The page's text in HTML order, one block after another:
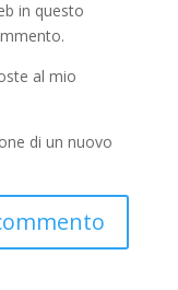
in questo
al mio
di un nuovo